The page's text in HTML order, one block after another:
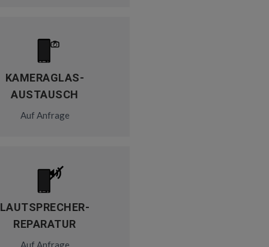
KAMERAGLAS-
AUSTAUSCH
Auf Anfrage
LAUTSPRECHER-
REPARATUR
Auf Anfrage